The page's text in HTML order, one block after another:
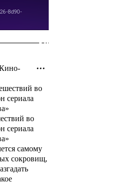
во
сериала
самому
сокровищ,